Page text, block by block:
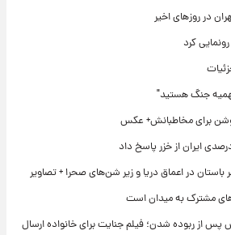
در روزهای اخیر
کرد
جنگ هستید"
برای مخاطبانش+ عکس
در اعماق دریا و زیر شن‌های صحرا + تصاویر
مشترک به میدان است
از ربوده شدن؛ فیلم جنایت برای خانواده ارسال